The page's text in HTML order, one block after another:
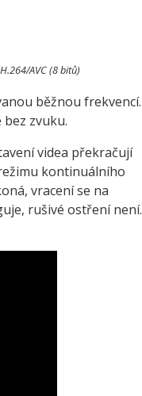
AVC (8 bitů)
běžnou frekvencí.
zvuku.
videa překračují
kontinuálního
vracení se na
rušivé ostření není.